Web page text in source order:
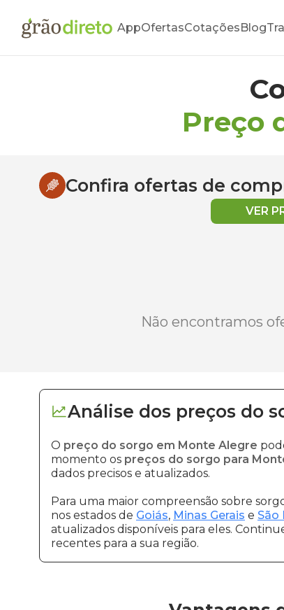
AppOfertasCotaçõesBlog
Preço
Confira ofertas de
VER
Não encontramos
Análise dos preços do
O preço do sorgo em Monte Alegre
momento os preços do sorgo para
dados precisos e atualizados.
Para uma maior compreensão sobre
nos estados de Goiás, Minas Gerais e São
atualizados disponíveis para eles.
recentes para a sua região.